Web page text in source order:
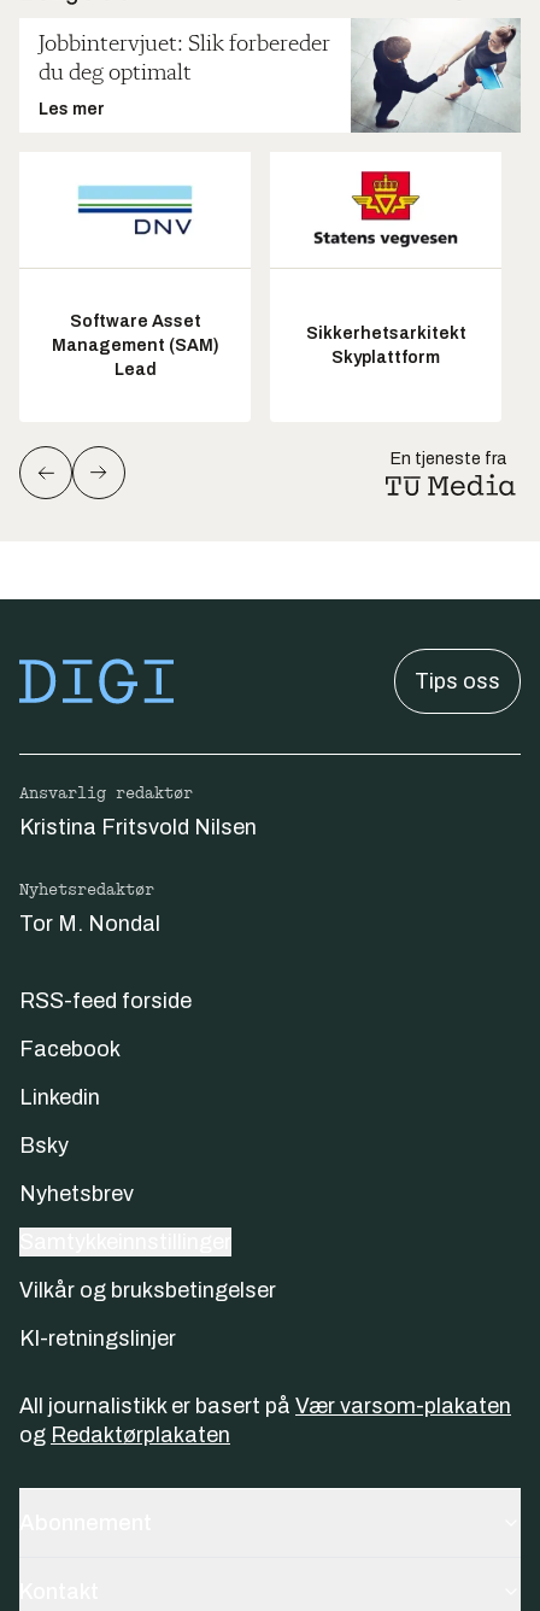
Jobbintervjuet: Slik forbereder
du deg optimalt
Les mer
Software Asset
Management (SAM)
Lead
Sikkerhetsarkitekt
Skyplattform
En tjeneste fra
Tips oss
Ansvarlig redaktør
Kristina Fritsvold Nilsen
Nyhetsredaktør
Tor M. Nondal
RSS-feed forside
Facebook
Linkedin
Bsky
Nyhetsbrev
Vilkår og bruksbetingelser
KI-retningslinjer
All journalistikk er basert på Vær varsom-plakaten
og Redaktørplakaten